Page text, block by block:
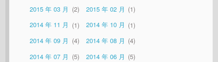
2015 年 03 月
2 2015 年 02 月
1
2014 年 11 月
1 2014 年 10 月
1
2014 年 09 月
4 2014 年 08 月
4
2014 年 07 月
5 2014 年 06 月
5